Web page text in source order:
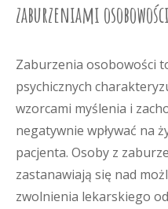
zaburzeniami
Zaburzenia osobowości
psychicznych
wzorcami myślenia i
negatywnie wpływać na
pacjenta. Osoby z
zastanawiają się nad
zwolnienia lekarskiego